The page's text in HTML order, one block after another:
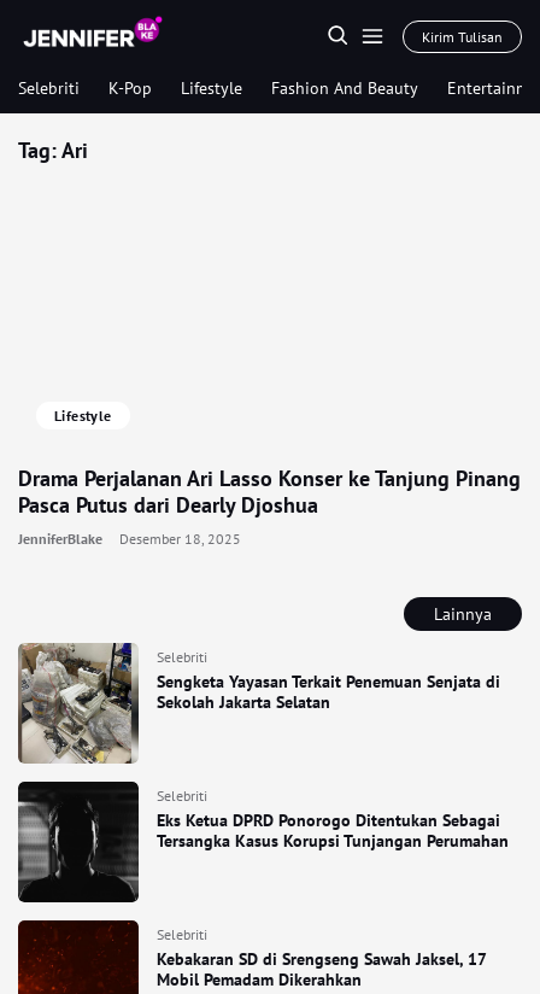
Kirim Tulisan
Selebriti K-Pop Lifestyle Fashion And Beauty
Lainnya
Selebriti
Sengketa Yayasan Terkait Penemuan Senjata di
Sekolah Jakarta Selatan
Selebriti
Eks Ketua DPRD Ponorogo Ditentukan Sebagai
Tersangka Kasus Korupsi Tunjangan Perumahan
Selebriti
Kebakaran SD di Srengseng Sawah Jaksel, 17
Mobil Pemadam Dikerahkan
Tag:Ari
Lifestyle
Drama Perjalanan Ari Lasso Konser ke Tanjung Pinang
Pasca Putus dari Dearly Djoshua
JenniferBlake Desember 18, 2025